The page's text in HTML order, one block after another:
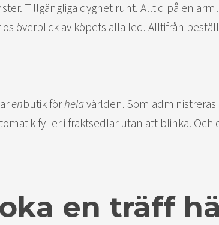
Tillgängliga dygnet runt. Alltid på en
överblick av köpets alla led. Alltifrån
enbutik förhelavärlden. Som
fyller i fraktsedlar utan att blinka. Och
en träff